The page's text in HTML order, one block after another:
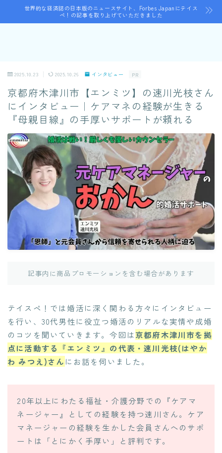
世界的な経済誌の日本版のニュースサイト、Forbes Japanにテイス
ペ！の記事を取り上げていただきました
2025.10.23 2025.10.26 インタビュー PR
京都府木津川市【エンミツ】の速川光枝さん
にインタビュー｜ケアマネの経験が生きる
『母親目線』の手厚いサポートが頼れる
記事内に商品プロモーションを含む場合があります
テイスペ！では婚活に深く関わる方々にインタビュー
を行い、30代男性に役立つ婚活のリアルな実情や成婚
のコツを聞いていきます。今回は京都府木津川市を拠
点に活動する『エンミツ』の代表・速川光枝(はやか
わ みつえ)さん にお話を伺いました。
20年以上にわたる福祉・介護分野での『ケアマ
ネージャー』としての経験を持つ速川さん。ケア
マネージャーの経験を生かした会員さんへのサポ
ートは「とにかく手厚い」と評判です。